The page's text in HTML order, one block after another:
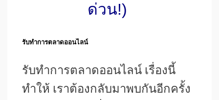
ด่วน!)
รับทําการตลาดออนไลน์
รับทำการตลาดออนไลน์ เรื่องนี้
ทำให้ เราต้องกลับมาพบกันอีกครั้ง